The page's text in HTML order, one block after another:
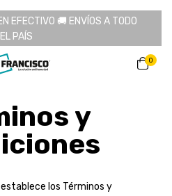
EFECTIVO 🚚 ENVÍOS A TODO
EL PAÍS
0
y
los Términos y